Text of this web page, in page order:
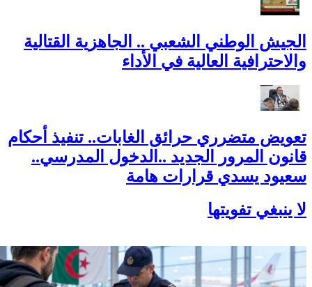
الجيش الوطني الشعبي .. الجاهزية القتالية
والاحترافية العالية في الأداء
تعويض متضرري حرائق الغابات.. تنفيذ أحكام
قانون المرور الجديد ..الدخول المدرسي..
سعيود يسدي قرارات هامة
لا ينبغي تفويتها